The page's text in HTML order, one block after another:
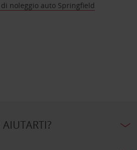
noleggio auto Springfield